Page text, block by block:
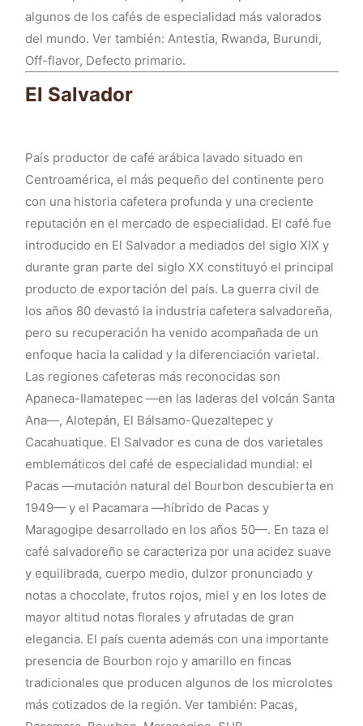
algunos de los cafés de especialidad más valorados
del mundo. Ver también: Antestia, Rwanda, Burundi,
Off-flavor, Defecto primario.
El Salvador
País productor de café arábica lavado situado en
Centroamérica, el más pequeño del continente pero
con una historia cafetera profunda y una creciente
reputación en el mercado de especialidad. El café fue
introducido en El Salvador a mediados del siglo XIX y
durante gran parte del siglo XX constituyó el principal
producto de exportación del país. La guerra civil de
los años 80 devastó la industria cafetera salvadoreña,
pero su recuperación ha venido acompañada de un
enfoque hacia la calidad y la diferenciación varietal.
Las regiones cafeteras más reconocidas son
Apaneca-Ilamatepec —en las laderas del volcán Santa
Ana—, Alotepán, El Bálsamo-Quezaltepec y
Cacahuatique. El Salvador es cuna de dos varietales
emblemáticos del café de especialidad mundial: el
Pacas —mutación natural del Bourbon descubierta en
1949— y el Pacamara —híbrido de Pacas y
Maragogipe desarrollado en los años 50—. En taza el
café salvadoreño se caracteriza por una acidez suave
y equilibrada, cuerpo medio, dulzor pronunciado y
notas a chocolate, frutos rojos, miel y en los lotes de
mayor altitud notas florales y afrutadas de gran
elegancia. El país cuenta además con una importante
presencia de Bourbon rojo y amarillo en fincas
tradicionales que producen algunos de los microlotes
más cotizados de la región. Ver también: Pacas,